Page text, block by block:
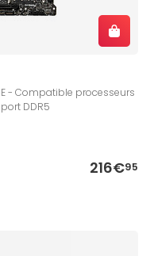
- Compatible processeurs
DDR5
216€95